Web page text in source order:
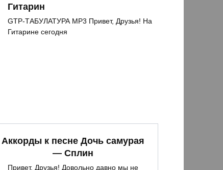
Гитарин
GTP-ТАБУЛАТУРА MP3 Привет, Друзья! На
Гитарине сегодня
Аккорды к песне Дочь самурая
— Сплин
Привет, Друзья! Довольно давно мы не